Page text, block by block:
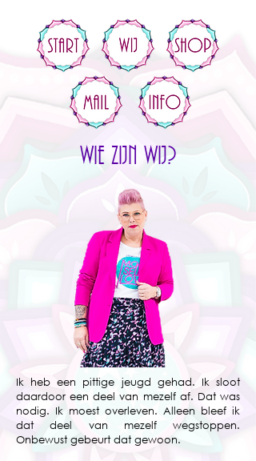
Wie zijn wij?
Ik heb een pittige jeugd gehad. Ik sloot
daardoor een deel van mezelf af. Dat was
nodig. Ik moest overleven. Alleen bleef ik
dat deel van mezelf wegstoppen.
Onbewust gebeurt dat gewoon.